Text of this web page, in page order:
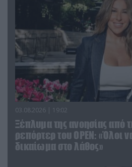
03.08.2026 | 19:02
Ξέπλυμα της ανοησίας από
ρεπόρτερ του ΟΡΕΝ: «Όλοι
δικαίωμα στο λάθος»